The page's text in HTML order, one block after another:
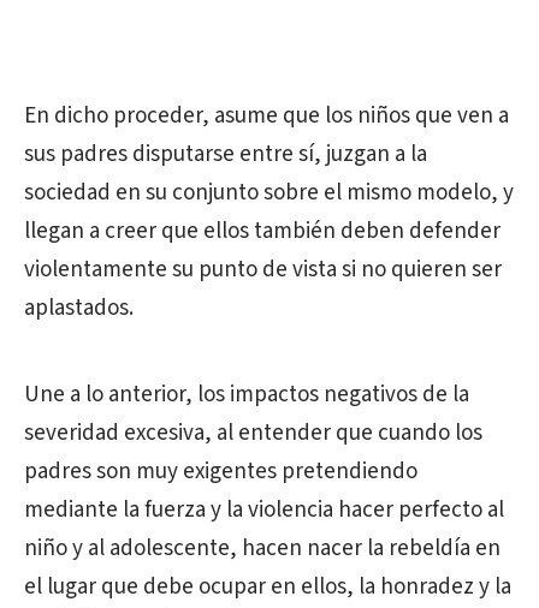
En dicho proceder, asume que los niños que ven a
sus padres disputarse entre sí, juzgan a la
sociedad en su conjunto sobre el mismo modelo, y
llegan a creer que ellos también deben defender
violentamente su punto de vista si no quieren ser
aplastados.
Une a lo anterior, los impactos negativos de la
severidad excesiva, al entender que cuando los
padres son muy exigentes pretendiendo
mediante la fuerza y la violencia hacer perfecto al
niño y al adolescente, hacen nacer la rebeldía en
el lugar que debe ocupar en ellos, la honradez y la